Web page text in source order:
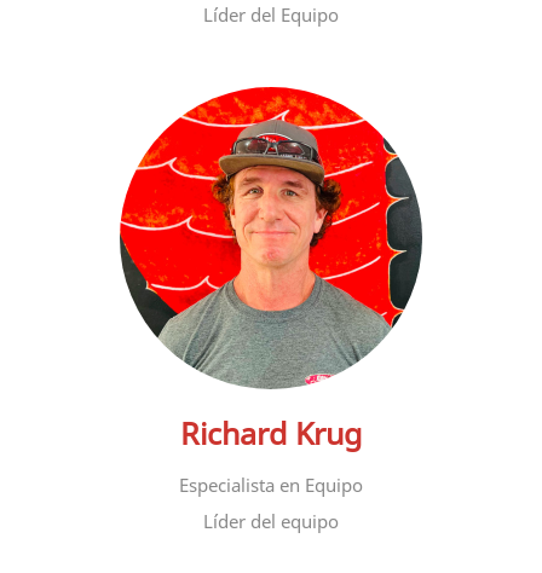
Líder del Equipo
Richard Krug
Especialista en Equipo
Líder del equipo